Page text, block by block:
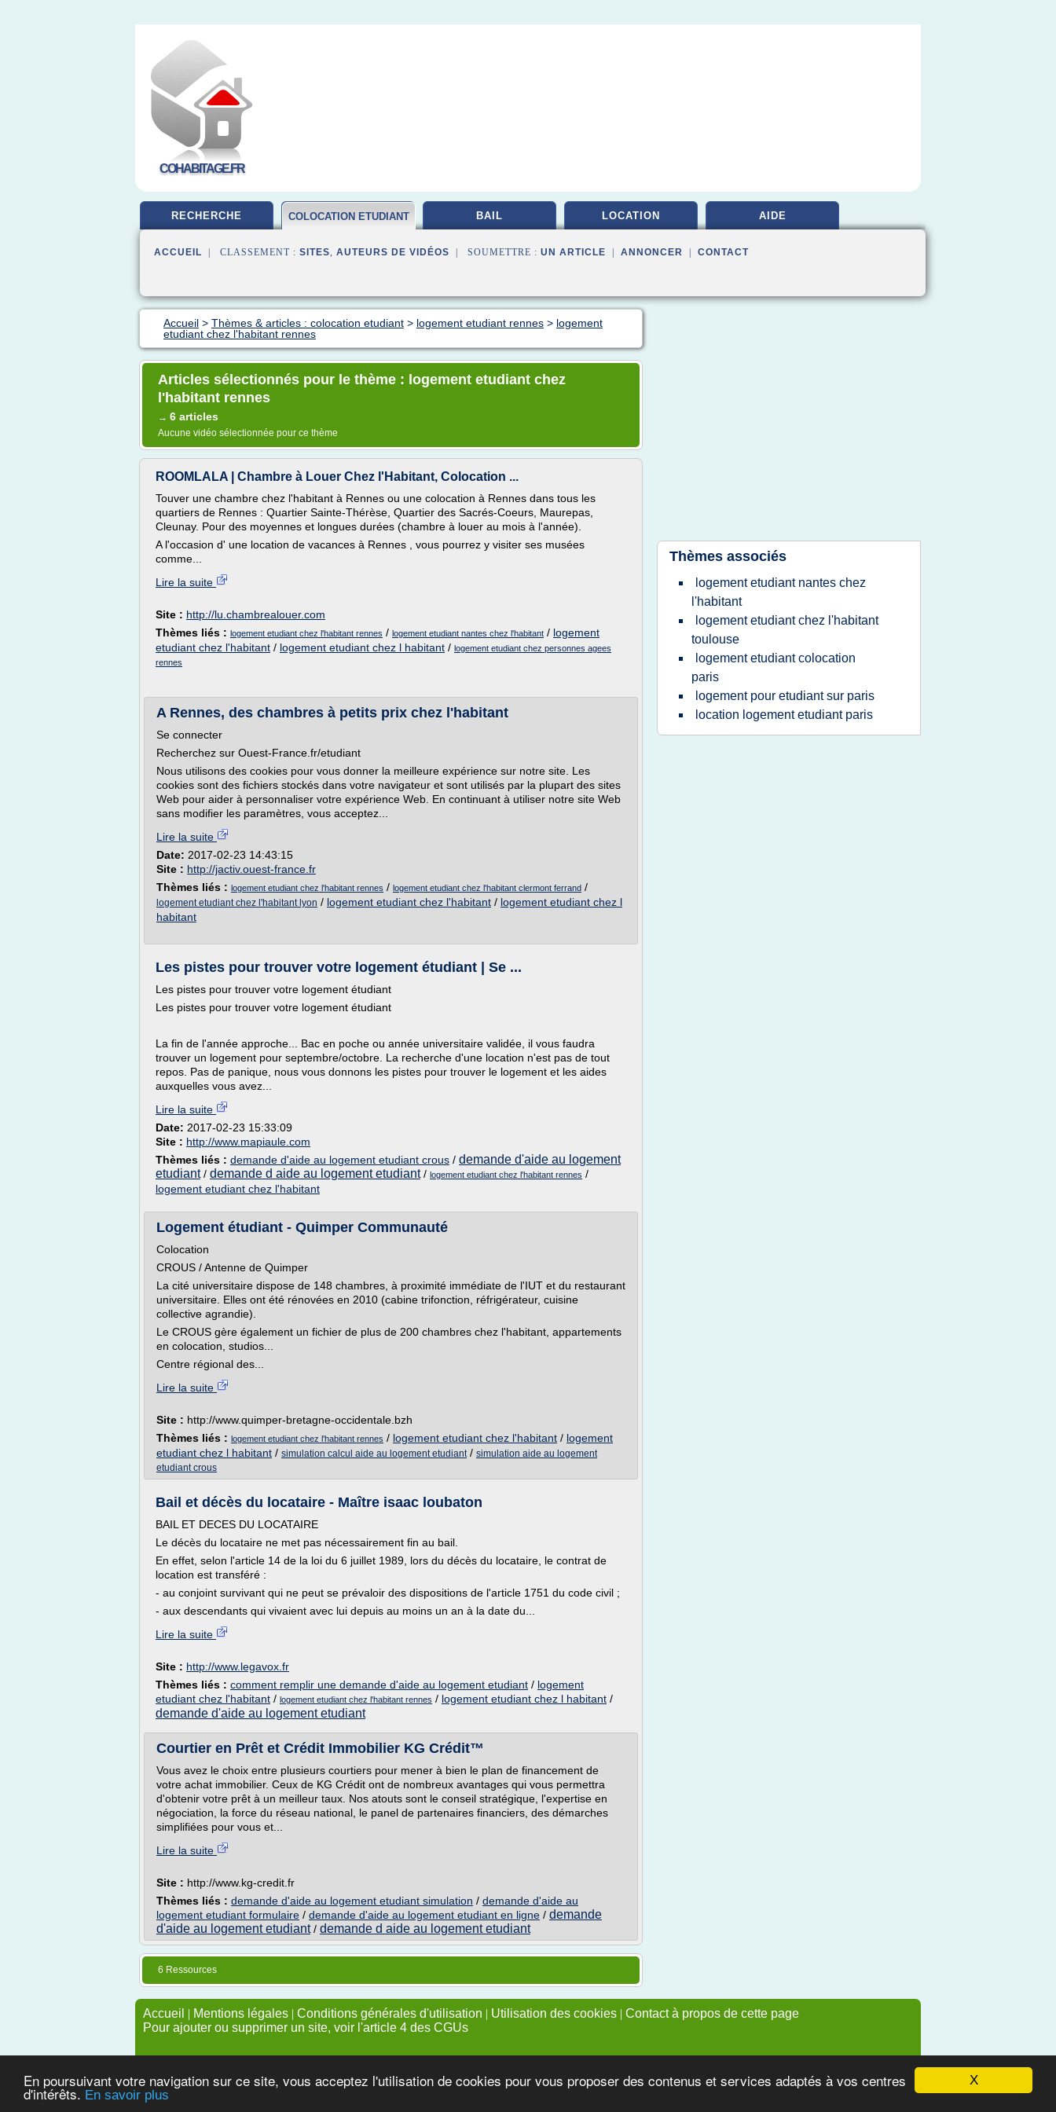
X
En poursuivant votre navigation sur ce site, vous acceptez l'utilisation de cookies pour vous proposer des contenus et services adaptés à vos centres
d'intérêts. En savoir plus
COHABITAGE.FR
RECHERCHE COLOCATION ETUDIANT BAIL LOCATION AIDE
ACCUEIL | CLASSEMENT : SITES, AUTEURS DE VIDÉOS | SOUMETTRE : UN ARTICLE ANNONCER CONTACT
Accueil > Thèmes & articles : colocation etudiant > logement etudiant rennes > logement
etudiant chez l'habitant rennes
Articles sélectionnés pour le thème : logement etudiant chez
l'habitant rennes
→ 6 articles
Aucune vidéo sélectionnée pour ce thème
ROOMLALA | Chambre à Louer Chez l'Habitant, Colocation ...
Touver une chambre chez l'habitant à Rennes ou une colocation à Rennes dans tous les
quartiers de Rennes : Quartier Sainte-Thérèse, Quartier des Sacrés-Coeurs, Maurepas,
Cleunay. Pour des moyennes et longues durées (chambre à louer au mois à l'année).
A l'occasion d' une location de vacances à Rennes , vous pourrez y visiter ses musées
comme...
Lire la suite
Site : http://lu.chambrealouer.com
Thèmes liés : logement etudiant chez l'habitant rennes / logement etudiant nantes chez l'habitant / logement
etudiant chez l'habitant / logement etudiant chez l habitant / logement etudiant chez personnes agees
rennes
A Rennes, des chambres à petits prix chez l'habitant
Se connecter
Recherchez sur Ouest-France.fr/etudiant
Nous utilisons des cookies pour vous donner la meilleure expérience sur notre site. Les
cookies sont des fichiers stockés dans votre navigateur et sont utilisés par la plupart des sites
Web pour aider à personnaliser votre expérience Web. En continuant à utiliser notre site Web
sans modifier les paramètres, vous acceptez...
Lire la suite
Date: 2017-02-23 14:43:15
Site : http://jactiv.ouest-france.fr
Thèmes liés : logement etudiant chez l'habitant rennes / logement etudiant chez l'habitant clermont ferrand /
logement etudiant chez l'habitant lyon / logement etudiant chez l'habitant / logement etudiant chez l
habitant
Les pistes pour trouver votre logement étudiant | Se ...
Les pistes pour trouver votre logement étudiant
Les pistes pour trouver votre logement étudiant
La fin de l'année approche... Bac en poche ou année universitaire validée, il vous faudra
trouver un logement pour septembre/octobre. La recherche d'une location n'est pas de tout
repos. Pas de panique, nous vous donnons les pistes pour trouver le logement et les aides
auxquelles vous avez...
Lire la suite
Date: 2017-02-23 15:33:09
Site : http://www.mapiaule.com
Thèmes liés : demande d'aide au logement etudiant crous / demande d'aide au logement
etudiant/ demande d aide au logement etudiant/ logement etudiant chez l'habitant rennes /
logement etudiant chez l'habitant
Logement étudiant - Quimper Communauté
Colocation
CROUS / Antenne de Quimper
La cité universitaire dispose de 148 chambres, à proximité immédiate de l'IUT et du restaurant
universitaire. Elles ont été rénovées en 2010 (cabine trifonction, réfrigérateur, cuisine
collective agrandie).
Le CROUS gère également un fichier de plus de 200 chambres chez l'habitant, appartements
en colocation, studios...
Centre régional des...
Lire la suite
Site : http://www.quimper-bretagne-occidentale.bzh
Thèmes liés : logement etudiant chez l'habitant rennes / logement etudiant chez l'habitant / logement
etudiant chez l habitant / simulation calcul aide au logement etudiant/ simulation aide au logement
etudiant crous
Bail et décès du locataire - Maître isaac loubaton
BAIL ET DECES DU LOCATAIRE
Le décès du locataire ne met pas nécessairement fin au bail.
En effet, selon l'article 14 de la loi du 6 juillet 1989, lors du décès du locataire, le contrat de
location est transféré :
- au conjoint survivant qui ne peut se prévaloir des dispositions de l'article 1751 du code civil ;
- aux descendants qui vivaient avec lui depuis au moins un an à la date du...
Lire la suite
Site : http://www.legavox.fr
Thèmes liés : comment remplir une demande d'aide au logement etudiant / logement
etudiant chez l'habitant / logement etudiant chez l'habitant rennes / logement etudiant chez l habitant /
demande d'aide au logement etudiant
Courtier en Prêt et Crédit Immobilier KG Crédit™
Vous avez le choix entre plusieurs courtiers pour mener à bien le plan de financement de
votre achat immobilier. Ceux de KG Crédit ont de nombreux avantages qui vous permettra
d'obtenir votre prêt à un meilleur taux. Nos atouts sont le conseil stratégique, l'expertise en
négociation, la force du réseau national, le panel de partenaires financiers, des démarches
simplifiées pour vous et...
Lire la suite
Site : http://www.kg-credit.fr
Thèmes liés : demande d'aide au logement etudiant simulation / demande d'aide au
logement etudiant formulaire / demande d'aide au logement etudiant en ligne / demande
d'aide au logement etudiant/ demande d aide au logement etudiant
6 Ressources
Thèmes associés
logement etudiant nantes chez
l'habitant
logement etudiant chez l'habitant
toulouse
logement etudiant colocation
paris
logement pour etudiant sur paris
location logement etudiant paris
Accueil | Mentions légales | Conditions générales d'utilisation | Utilisation des cookies | Contact à propos de cette page
Pour ajouter ou supprimer un site, voir l'article 4 des CGUs